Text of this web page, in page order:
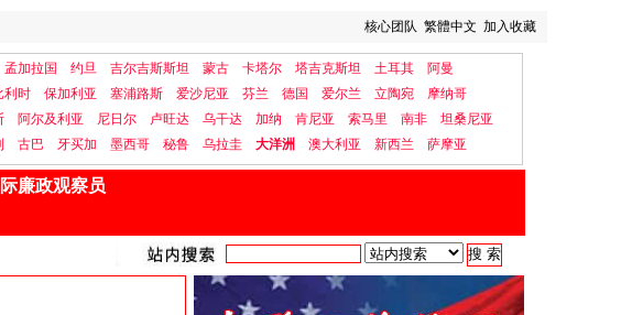
核心团队 繁體中文 加入收藏
孟加拉国 约旦 吉尔吉斯斯坦 蒙古 卡塔尔 塔吉克斯坦 土耳其
阿曼
利时 保加利亚 塞浦路斯 爱沙尼亚 芬兰 德国 爱尔兰 立陶宛
摩纳哥
阿尔及利亚 尼日尔 卢旺达 乌干达 加纳 肯尼亚 索马里 南非
坦桑尼亚
古巴 牙买加 墨西哥 秘鲁 乌拉圭 大洋洲 澳大利亚 新西兰 萨摩亚
廉政观察员